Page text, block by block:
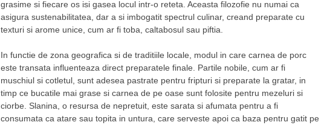
grasime si fiecare os isi gasea locul intr-o reteta. Aceasta filozofie nu numai ca
asigura sustenabilitatea, dar a si imbogatit spectrul culinar, creand preparate cu
texturi si arome unice, cum ar fi toba, caltabosul sau piftia.
In functie de zona geografica si de traditiile locale, modul in care carnea de porc
este transata influenteaza direct preparatele finale. Partile nobile, cum ar fi
muschiul si cotletul, sunt adesea pastrate pentru fripturi si preparate la gratar, in
timp ce bucatile mai grase si carnea de pe oase sunt folosite pentru mezeluri si
ciorbe. Slanina, o resursa de nepretuit, este sarata si afumata pentru a fi
consumata ca atare sau topita in untura, care serveste apoi ca baza pentru gatit pe